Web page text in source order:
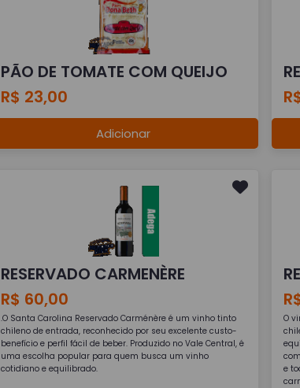
PÃO DE TOMATE COM QUEIJO
R$ 23,00
Adicionar
RESERVADO CARMENÈRE
R$ 60,00
.O Santa Carolina Reservado Carménère é um vinho tinto
chileno de entrada, reconhecido por seu excelente custo-
benefício e perfil fácil de beber. Produzido no Vale Central, é
uma escolha popular para quem busca um vinho
cotidiano e equilibrado.
O
e